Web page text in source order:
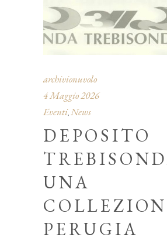
archivionuvolo
4 Maggio 2026
Eventi, News
DEPOSITO
UNA
PERUGIA